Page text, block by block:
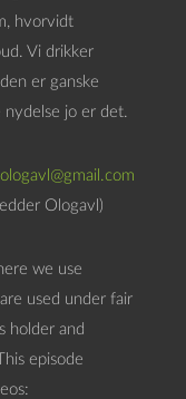
hvorvidt
Vi drikker
er ganske
nydelse jo er det.
ologavl@gmail.com
Ologavl)
we use
used under fair
holder and
episode